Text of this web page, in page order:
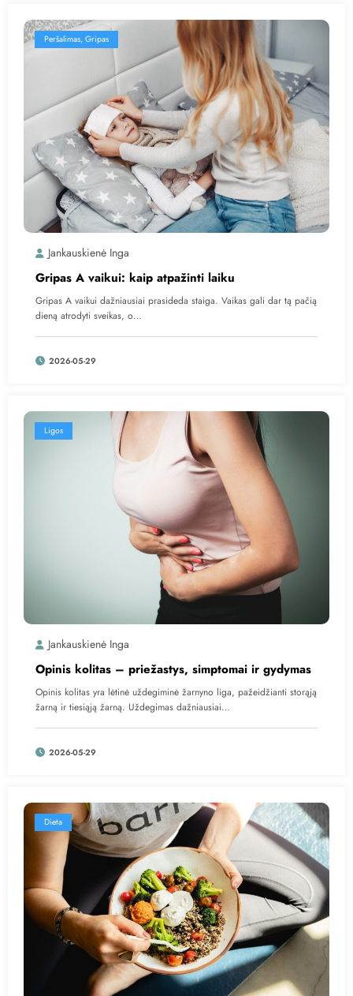
Peršalimas, Gripas
Jankauskienė Inga
Gripas A vaikui: kaip atpažinti laiku
Gripas A vaikui dažniausiai prasideda staiga. Vaikas gali dar tą pačią
dieną atrodyti sveikas, o…
2026-05-29
Ligos
Jankauskienė Inga
Opinis kolitas – priežastys, simptomai ir gydymas
Opinis kolitas yra lėtinė uždegiminė žarnyno liga, pažeidžianti storąją
žarną ir tiesiąją žarną. Uždegimas dažniausiai…
2026-05-29
Dieta